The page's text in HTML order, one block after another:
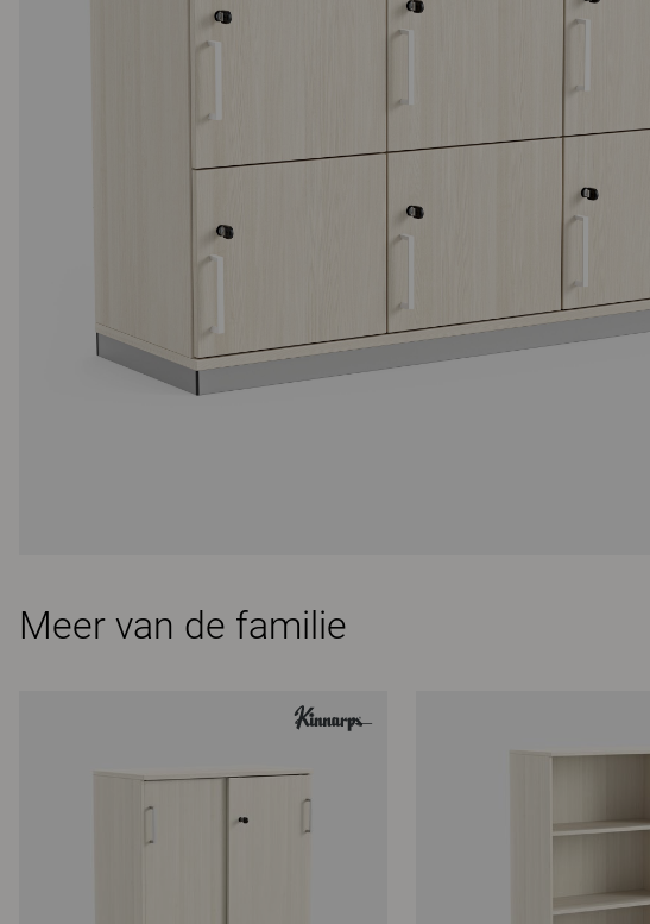
Meer van de familie